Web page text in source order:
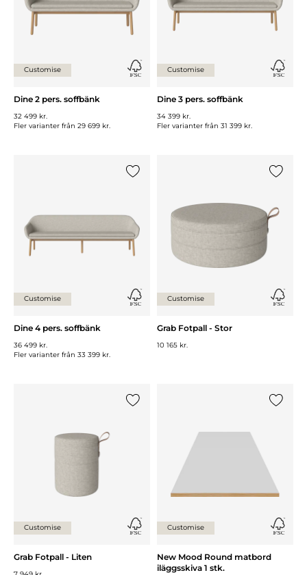
Customise
Dine 2 pers. soffbänk
32 499 kr.
Fler varianter från 29 699 kr.
Customise
Dine 3 pers. soffbänk
34 399 kr.
Fler varianter från 31 399 kr.
Customise
Dine 4 pers. soffbänk
36 499 kr.
Fler varianter från 33 399 kr.
Customise
Grab Fotpall - Stor
10 165 kr.
Customise
Grab Fotpall - Liten
Customise
New Mood Round matbord
iläggsskiva 1 stk.